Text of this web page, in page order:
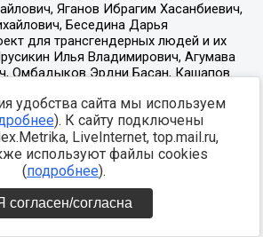
удобства сайта мы используем
). К сайту подключены
LiveInternet, top.mail.ru,
используют файлы cookies
(подробнее).
согласен/согласна